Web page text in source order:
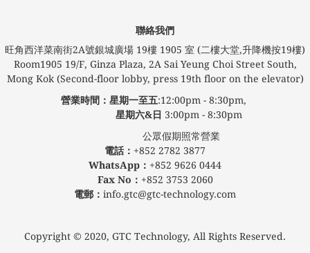
聯絡我們
旺角西洋菜南街2A號銀城廣場​ 19樓 1905 室 (二樓大堂,升降機按19樓)
Room1905 19/F, Ginza Plaza, 2A Sai Yeung Choi Street South,
Mong Kok (Second-floor lobby, press 19th floor on the elevator)
營業時間：星期一至五:12:00pm - 8:30pm,
星期六&日 3:00pm - 8:30pm
公眾假期照常營業
電話： +852 2782 3877
WhatsApp： +852 9626 0444
Fax No： +852 3753 2060
電郵： info.gtc@gtc-technology.com
Copyright © 2020, GTC Technology, All Rights Reserved.